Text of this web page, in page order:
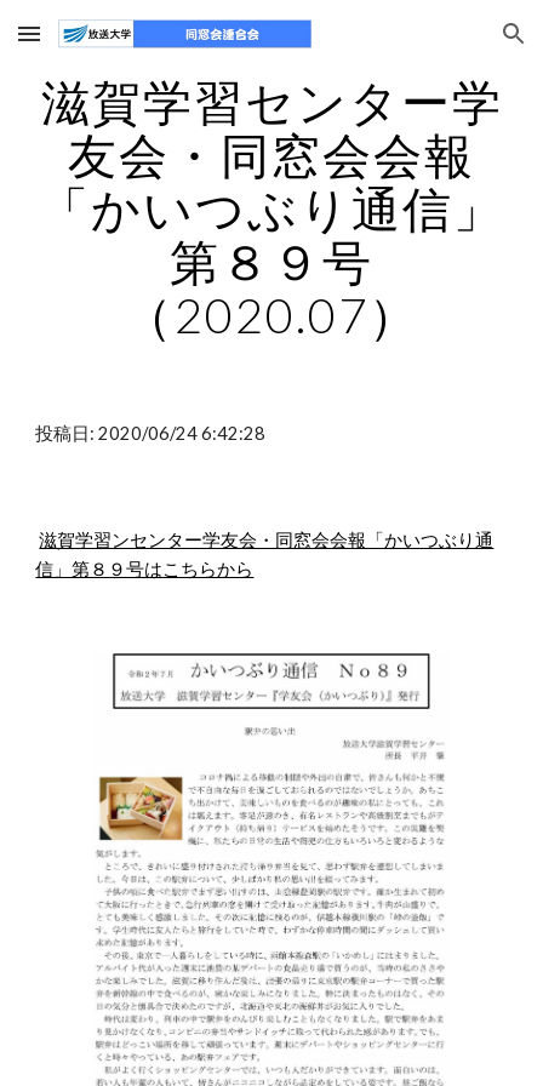
Skip to main content Skip to navigation
滋賀学習センター学
友会・同窓会会報
「かいつぶり通信」
第８９号
（2020.07）
投稿日: 2020/06/24 6:42:28
滋賀学習ンセンター学友会・同窓会会報「かいつぶり通
信」第８９号はこちらから